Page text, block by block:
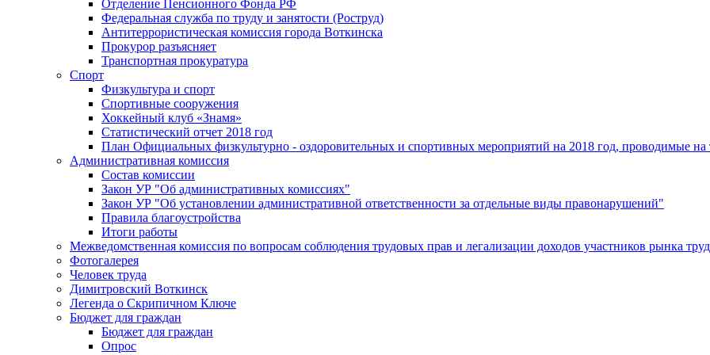
Отделение Пенсионного Фонда РФ
Федеральная служба по труду и занятости (Роструд)
Антитеррористическая комиссия города Воткинска
Прокурор разъясняет
Транспортная прокуратура
Спорт
Физкультура и спорт
Спортивные сооружения
Хоккейный клуб «Знамя»
Статистический отчет 2018 год
План Официальных физкультурно - оздоровительных и спортивных мероприятий на 2018 год, проводимые
Административная комиссия
Состав комиссии
Закон УР "Об административных комиссиях"
Закон УР "Об установлении административной ответственности за отдельные виды правонарушений"
Правила благоустройства
Итоги работы
Межведомственная комиссия по вопросам соблюдения трудовых прав и легализации доходов участников рынка
Фотогалерея
Человек труда
Димитровский Воткинск
Легенда о Скрипичном Ключе
Бюджет для граждан
Бюджет для граждан
Опрос